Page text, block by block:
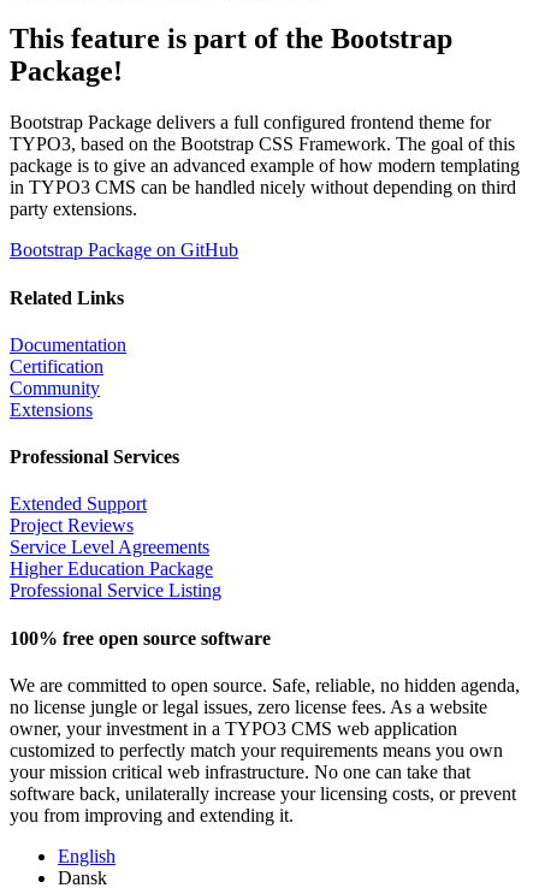
This feature is part of the Bootstrap
Package!
Bootstrap Package delivers a full configured frontend theme for
TYPO3, based on the Bootstrap CSS Framework. The goal of this
package is to give an advanced example of how modern templating
in TYPO3 CMS can be handled nicely without depending on third
party extensions.
Bootstrap Package on GitHub
Related Links
Documentation
Certification
Community
Extensions
Professional Services
Extended Support
Project Reviews
Service Level Agreements
Higher Education Package
Professional Service Listing
100% free open source software
We are committed to open source. Safe, reliable, no hidden agenda,
no license jungle or legal issues, zero license fees. As a website
owner, your investment in a TYPO3 CMS web application
customized to perfectly match your requirements means you own
your mission critical web infrastructure. No one can take that
software back, unilaterally increase your licensing costs, or prevent
you from improving and extending it.
English
Dansk